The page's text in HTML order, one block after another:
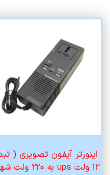
اینورتر آیفون تصویری (
۱۲ ولت ups به ۲۲۰ ولت شهری)